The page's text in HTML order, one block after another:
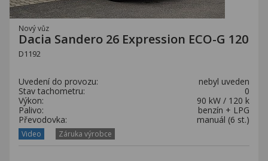
Nový vůz
Dacia Sandero 26 Expression ECO-G 120
D1192
Uvedení do provozu:
nebyl uveden
Stav tachometru:
0
Výkon:
90 kW / 120 k
Palivo:
benzín + LPG
Převodovka:
manuál (6 st.)
Video Záruka výrobce